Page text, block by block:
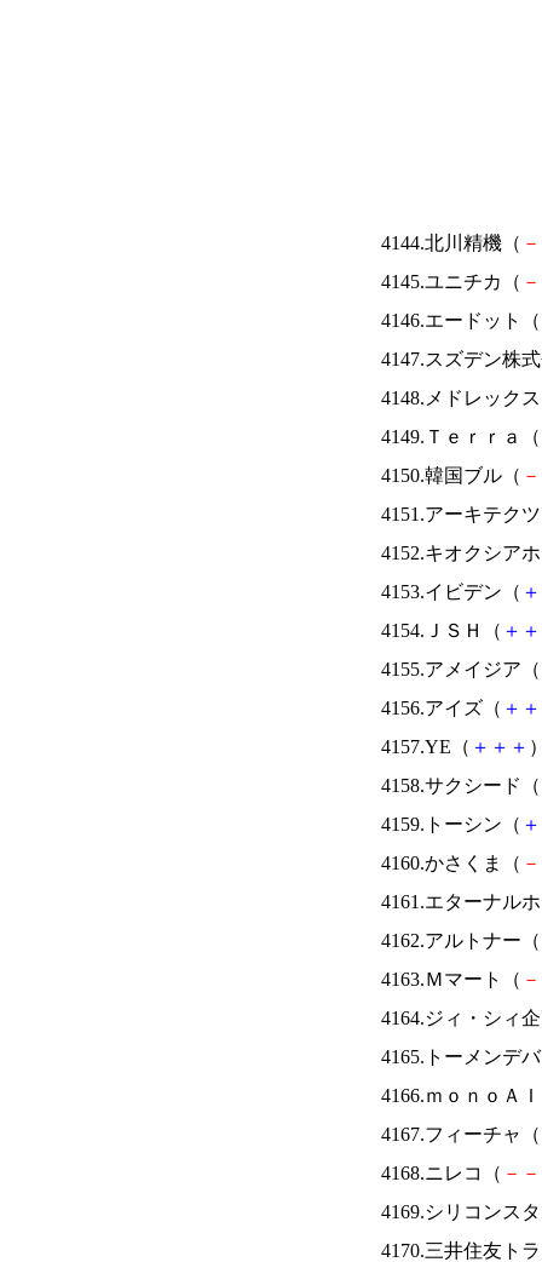
4144.北川精機（ －
4145.ユニチカ（ －
4146.エードット（
4147.スズデン株
4148.メドレック
4149.Ｔｅｒｒａ（
4150.韓国ブル（ －
4151.アーキテク
4152.キオクシア
4153.イビデン（ ＋
4154.ＪＳＨ（ ＋ ＋
4155.アメイジア（
4156.アイズ（ ＋ ＋
4157.YE（ ＋ ＋ ＋
4158.サクシード（
4159.トーシン（ ＋
4160.かさくま（ －
4161.エターナル
4162.アルトナー（
4163.Ｍマート（ －
4164.ジィ・シィ
4165.トーメンデ
4166.ｍｏｎｏＡ
4167.フィーチャ（
4168.ニレコ（ － －
4169.シリコンス
4170.三井住友ト